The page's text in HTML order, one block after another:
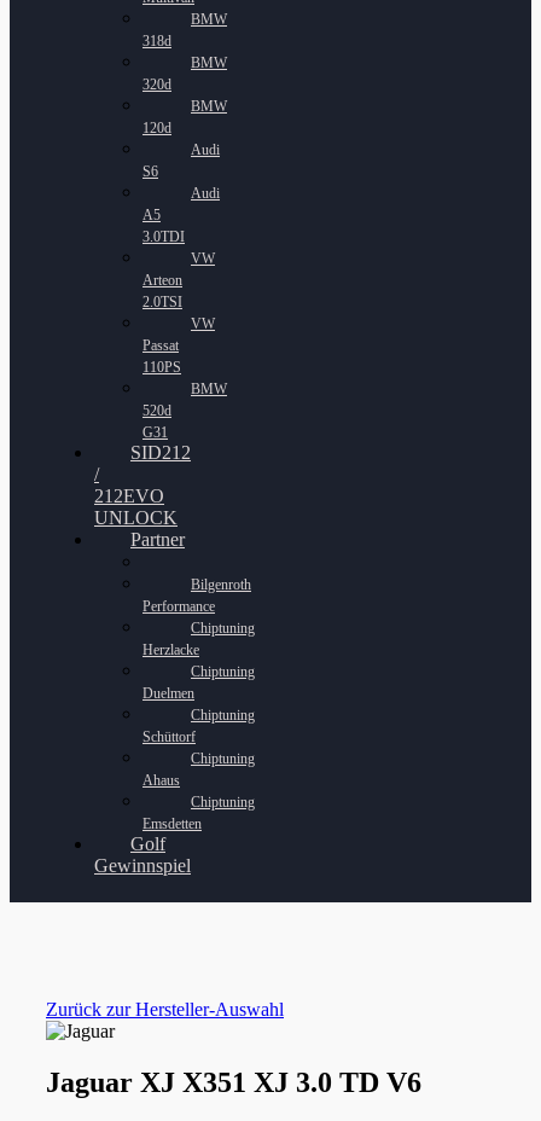
BMW
318d
BMW
320d
BMW
120d
Audi
S6
Audi
A5
3.0TDI
VW
Arteon
2.0TSI
VW
Passat
110PS
BMW
520d
G31
SID212
/
212EVO
UNLOCK
Partner
Bilgenroth
Performance
Chiptuning
Herzlacke
Chiptuning
Duelmen
Chiptuning
Schüttorf
Chiptuning
Ahaus
Chiptuning
Emsdetten
Golf
Gewinnspiel
Zurück zur Hersteller-Auswahl
Jaguar XJ X351 XJ 3.0 TD V6